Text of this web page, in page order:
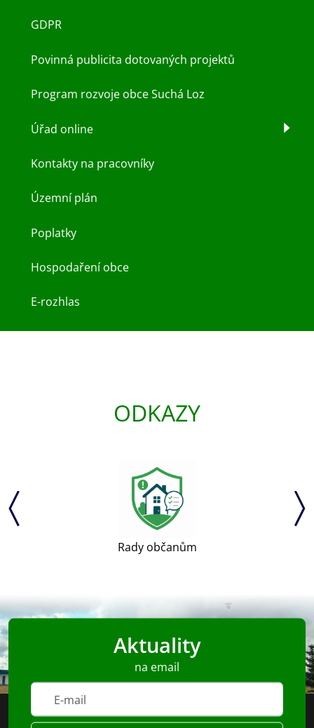
GDPR
Povinná publicita dotovaných projektů
Program rozvoje obce Suchá Loz
Úřad online
Kontakty na pracovníky
Územní plán
Poplatky
Hospodaření obce
E-rozhlas
ODKAZY
Rady občanům
Aktuality
na email